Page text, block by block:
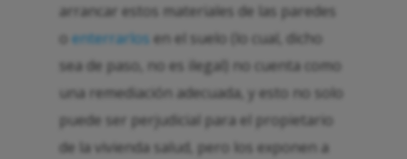
arrancar estos materiales de las paredes
enterrarlos en el suelo (lo cual, dicho
sea de paso, no es ilegal) no cuenta como
una remediación adecuada, y esto no solo
puede ser perjudicial para el propietario
de la vivienda salud, pero los exponen a